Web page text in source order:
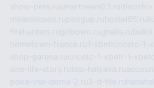
show-pets.rusmartnews03.ru
miraclecoon.rupongup.ru hostel65.ru
firehunters.rugribowo.rugnalis.ru
hometown-france.ru1-xbeticricetc-1-
shop-garena.rucricetc-1-xbetr-1-
one-life-story.rutop-halyava.ru
poka-vse-doma-2.ru3-d-file.ru